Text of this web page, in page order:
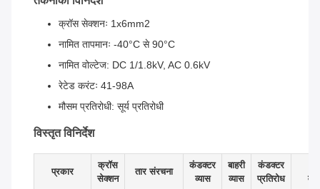
क्रॉस सेक्शनः 1x6mm2
नामित तापमानः -40°C से 90°C
नामित वोल्टेज: DC 1/1.8kV, AC 0.6kV
रेटेड करंटः 41-98A
मौसम प्रतिरोधी: सूर्य प्रतिरोधी
विस्तृत विनिर्देश
प्रकार
क्रॉस
सेक्शन
तार संरचना
कंडक्टर
व्यास
बाहरी
व्यास
कंडक्टर
प्रतिरोध